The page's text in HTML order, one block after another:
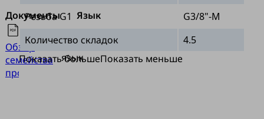
Документы
Язык
Обзор
семейства
продукции
Английский
язык
Резьба G1
G3/8"-M
Количество складок
4.5
Показать большеПоказать меньше